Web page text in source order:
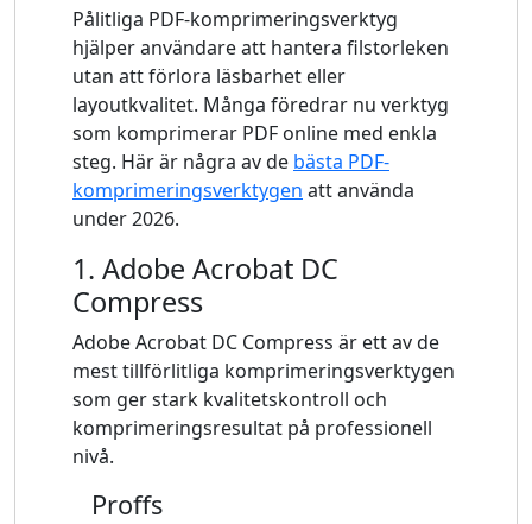
Pålitliga PDF-komprimeringsverktyg
hjälper användare att hantera filstorleken
utan att förlora läsbarhet eller
layoutkvalitet. Många föredrar nu verktyg
som komprimerar PDF online med enkla
steg. Här är några av de bästa PDF-
komprimeringsverktygen att använda
under 2026.
1. Adobe Acrobat DC
Compress
Adobe Acrobat DC Compress är ett av de
mest tillförlitliga komprimeringsverktygen
som ger stark kvalitetskontroll och
komprimeringsresultat på professionell
nivå.
Proffs